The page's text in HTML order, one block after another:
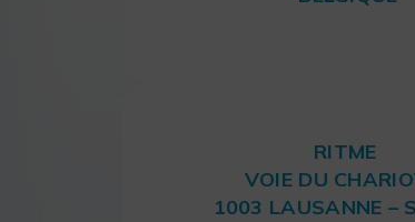
RITME
VOIE DU
1003 LAUSANNE –